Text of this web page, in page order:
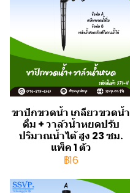
ขาปักขวดน้ำ เกลียวขวดน้ำ
ดื่ม + วาล์วน้ำหยดปรับ
ปริมาณน้ำได้ สูง 23 ซม.
แพ็ค 1 ตัว
฿16